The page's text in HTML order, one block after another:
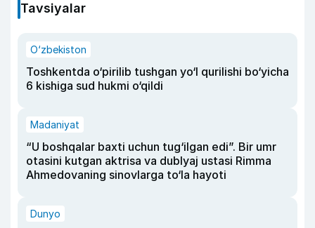
Tavsiyalar
O‘zbekiston
Toshkentda o‘pirilib tushgan yo‘l qurilishi bo‘yicha
6 kishiga sud hukmi o‘qildi
Madaniyat
“U boshqalar baxti uchun tug‘ilgan edi”. Bir umr
otasini kutgan aktrisa va dublyaj ustasi Rimma
Ahmedovaning sinovlarga to‘la hayoti
Dunyo